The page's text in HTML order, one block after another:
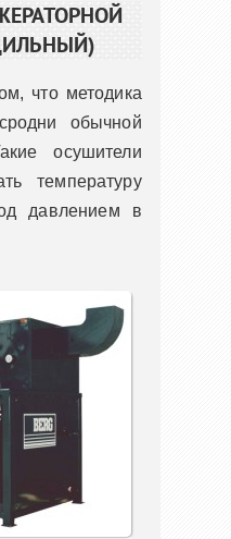
что методика
обычной
осушители
температуру
давлением в